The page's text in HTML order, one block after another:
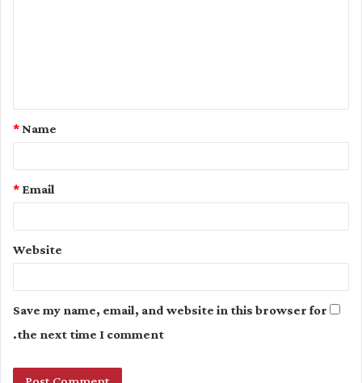
t
Name
*
Email
*
Website
Save my name, email, and website in this browser for
the next time I comment.